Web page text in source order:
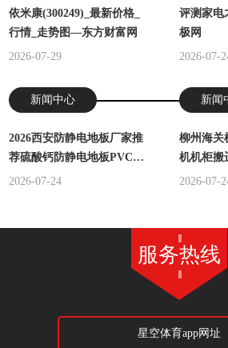
依米康(300249)_最新价格_
行情_走势图—东方财富网
2026-07-29
评测家电
极网
2026-07-
新闻中心
2026西安防静电地板厂家推
荐硫酸钙防静电地板PVC全
钢陶瓷厂家优选指南！
2026-07-24
新闻
柳州海关
机机柜搬
告
2026-07-
服务热线
星空体育app网址